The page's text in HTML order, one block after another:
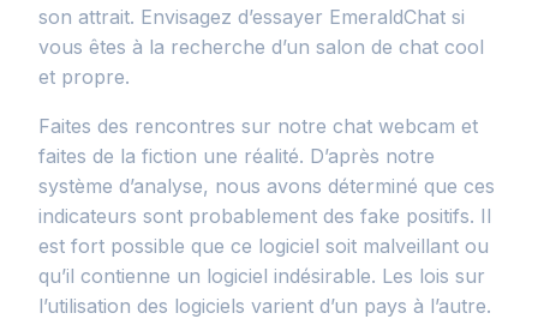
son attrait. Envisagez d’essayer EmeraldChat si
vous êtes à la recherche d’un salon de chat cool
et propre.
Faites des rencontres sur notre chat webcam et
faites de la fiction une réalité. D’après notre
système d’analyse, nous avons déterminé que ces
indicateurs sont probablement des fake positifs. Il
est fort possible que ce logiciel soit malveillant ou
qu’il contienne un logiciel indésirable. Les lois sur
l’utilisation des logiciels varient d’un pays à l’autre.